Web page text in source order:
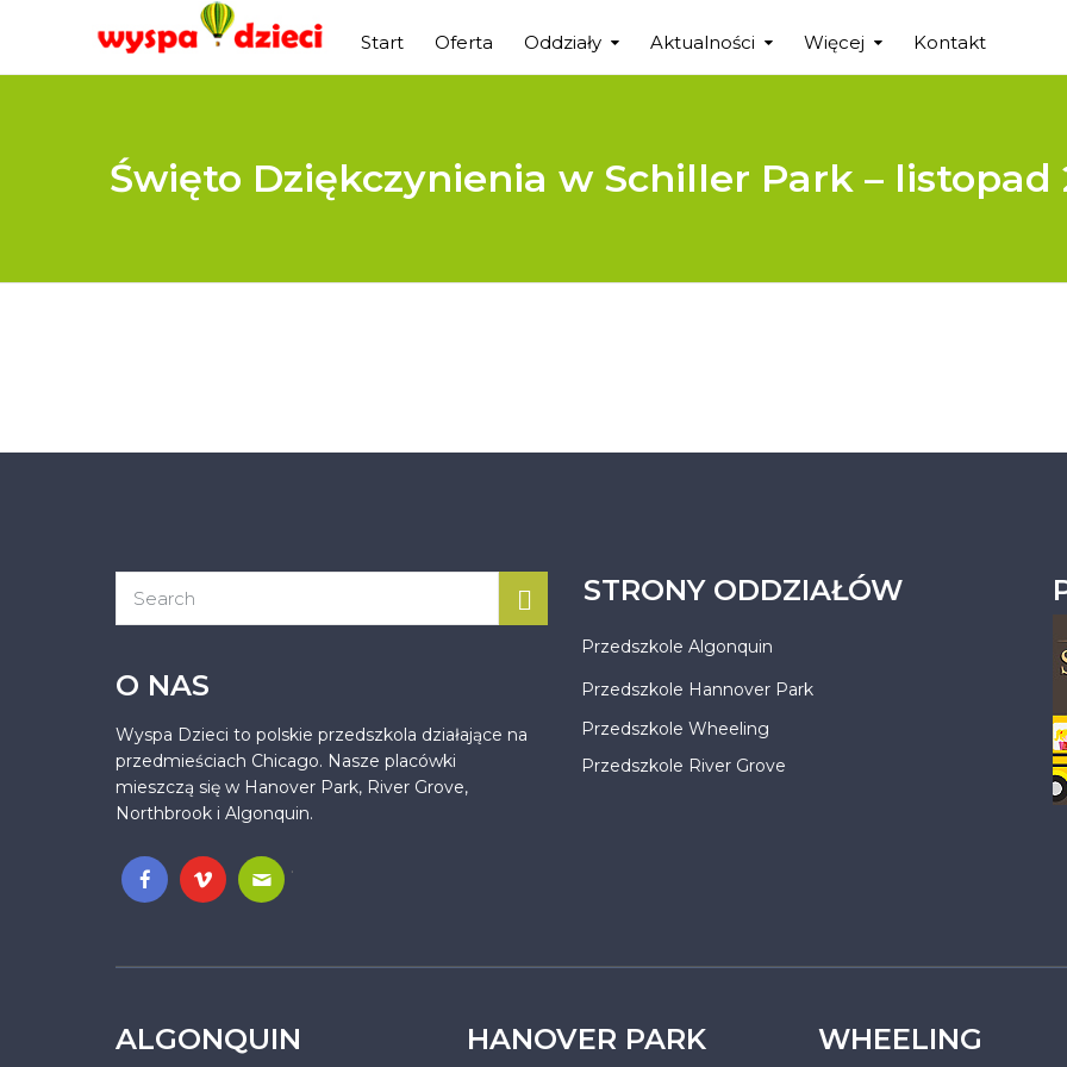
Start Oferta Oddziały Aktualności Więcej Kontakt
Święto Dziękczynienia w Schiller Park – listopad
O NAS
Wyspa Dzieci to polskie przedszkola działające na
przedmieściach Chicago. Nasze placówki
mieszczą się w Hanover Park, River Grove,
Northbrook i Algonquin.
.
STRONY ODDZIAŁÓW
Przedszkole Algonquin
Przedszkole Hannover Park
Przedszkole Wheeling
Przedszkole River Grove
ALGONQUIN HANOVER PARK WHEELING